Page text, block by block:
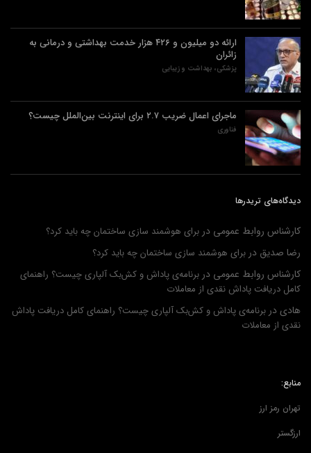
ارائه دو میلیون و ۴۲۶ هزار خدمت بهداشتی و درمانی به
زائران
پزشکی، بهداشت و زیبایی
ماجرای اعمال ضریب ۲.۷ برای اینترنت بین‌الملل چیست؟
فناوری
دیدگاه‌های تریدرها
کارشناس روابط عمومی در برای هوشمند سازی ساختمان چه باید کرد؟
رضا صدیق در برای هوشمند سازی ساختمان چه باید کرد؟
کارشناس روابط عمومی در برنامه‌ی پاداش و کش‌بک آلپاری چیست؟ راهنمای
کامل دریافت پاداش نقدی از معاملات
هادی در برنامه‌ی پاداش و کش‌بک آلپاری چیست؟ راهنمای کامل دریافت پاداش
نقدی از معاملات
منابع:
تهران رمز ارز
ارزگستر